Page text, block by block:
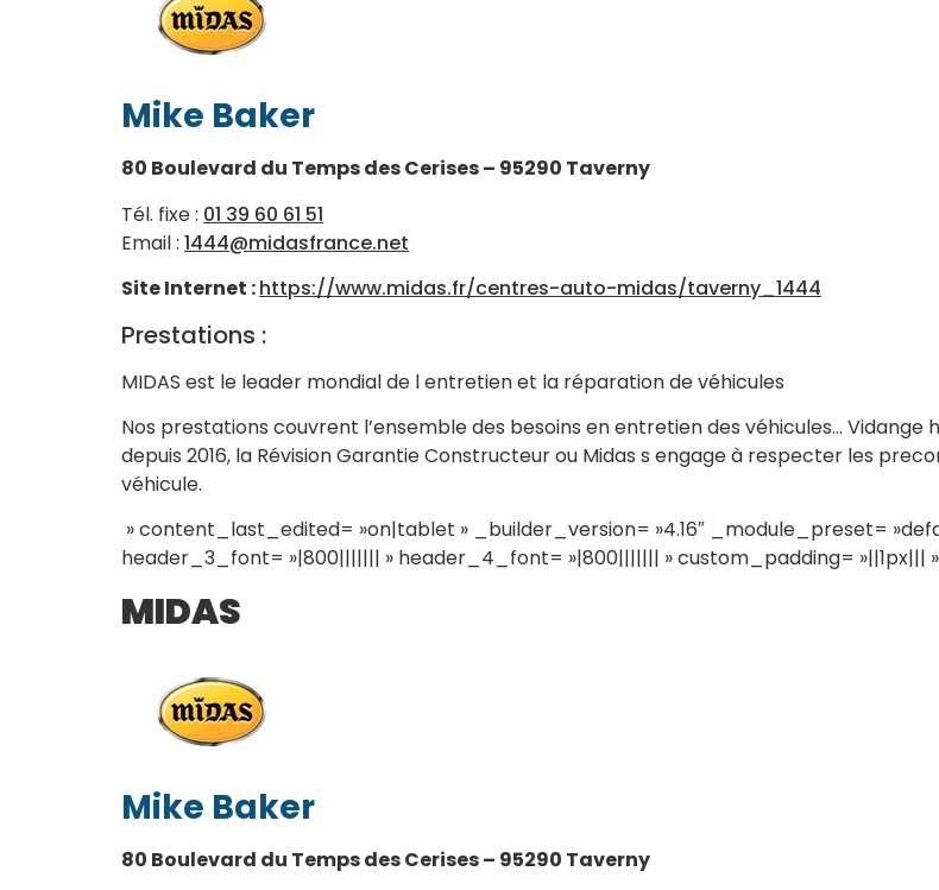
Mike Baker
80 Boulevard du Temps des Cerises – 95290 Taverny
Tél. fixe : 01 39 60 61 51
Email : 1444@midasfrance.net
Site Internet :https://www.midas.fr/centres-auto-midas/taverny_1444
Prestations :
MIDAS est le leader mondial de l entretien et la réparation de véhicules
Nos prestations couvrent l’ensemble des besoins en entretien des véhicules…
depuis 2016, la Révision Garantie Constructeur ou Midas s engage à respecter les
véhicule.
» content_last_edited= »on|tablet » _builder_version= »4.16″ _module_preset=
header_3_font= »|800||||||| » header_4_font= »|800||||||| » custom_padding= »||1px|||
MIDAS
Mike Baker
80 Boulevard du Temps des Cerises – 95290 Taverny